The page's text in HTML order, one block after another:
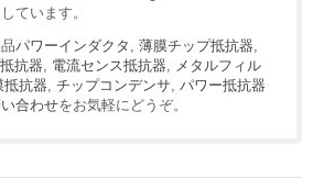
ています。
パワーインダクタ , 薄膜チップ抵抗器,
抗器, 電流センス抵抗器, メタルフィル
抵抗器, チップコンデンサ, パワー抵抗器
合わせをお気軽にどうぞ。